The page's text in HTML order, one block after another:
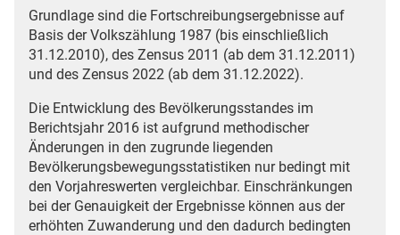
Grundlage sind die Fortschreibungsergebnisse auf
Basis der Volkszählung 1987 (bis einschließlich
31.12.2010), des Zensus 2011 (ab dem 31.12.2011)
und des Zensus 2022 (ab dem 31.12.2022).
Die Entwicklung des Bevölkerungsstandes im
Berichtsjahr 2016 ist aufgrund methodischer
Änderungen in den zugrunde liegenden
Bevölkerungsbewegungsstatistiken nur bedingt mit
den Vorjahreswerten vergleichbar. Einschränkungen
bei der Genauigkeit der Ergebnisse können aus der
erhöhten Zuwanderung und den dadurch bedingten